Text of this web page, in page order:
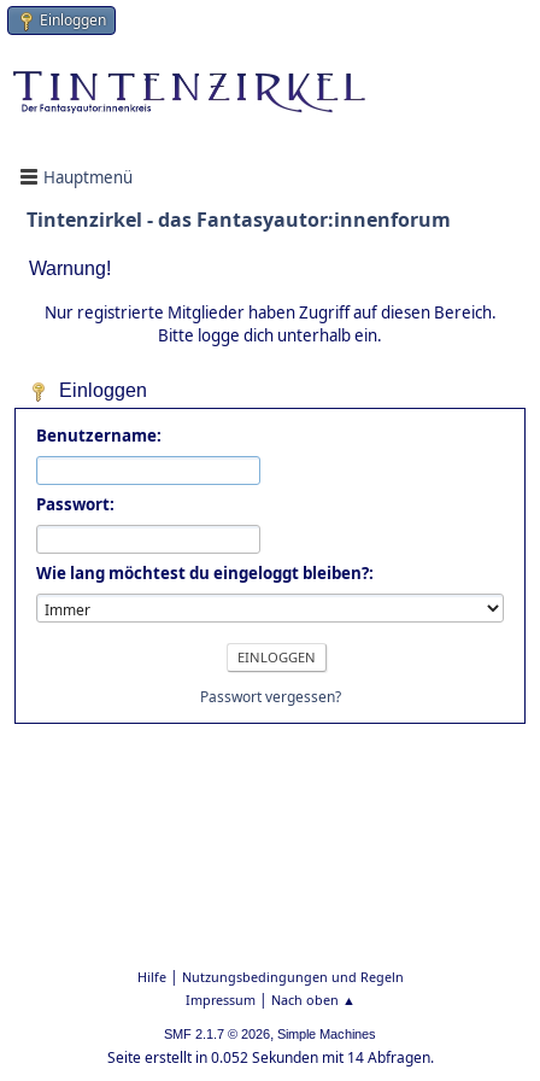
Einloggen
Hauptmenü
Tintenzirkel - das Fantasyautor:innenforum
Warnung!
Nur registrierte Mitglieder haben Zugriff auf diesen Bereich.
Bitte logge dich unterhalb ein.
Einloggen
Benutzername:
Passwort:
Wie lang möchtest du eingeloggt bleiben?:
Passwort vergessen?
Hilfe| Nutzungsbedingungen und Regeln
Impressum| Nach oben ▲
SMF 2.1.7 © 2026, Simple Machines
Seite erstellt in 0.052 Sekunden mit 14 Abfragen.